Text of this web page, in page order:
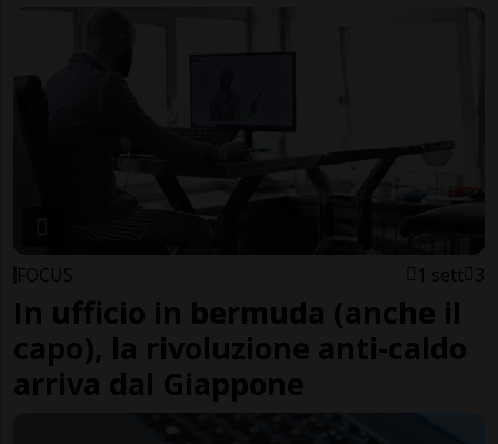
FOCUS 1 sett 3
In ufficio in bermuda (anche il
capo), la rivoluzione anti-caldo
arriva dal Giappone